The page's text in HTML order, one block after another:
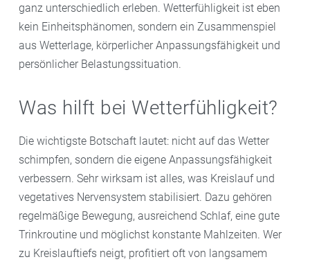
ganz unterschiedlich erleben. Wetterfühligkeit ist eben
kein Einheitsphänomen, sondern ein Zusammenspiel
aus Wetterlage, körperlicher Anpassungsfähigkeit und
persönlicher Belastungssituation.
Was hilft bei Wetterfühligkeit?
Die wichtigste Botschaft lautet: nicht auf das Wetter
schimpfen, sondern die eigene Anpassungsfähigkeit
verbessern. Sehr wirksam ist alles, was Kreislauf und
vegetatives Nervensystem stabilisiert. Dazu gehören
regelmäßige Bewegung, ausreichend Schlaf, eine gute
Trinkroutine und möglichst konstante Mahlzeiten. Wer
zu Kreislauftiefs neigt, profitiert oft von langsamem